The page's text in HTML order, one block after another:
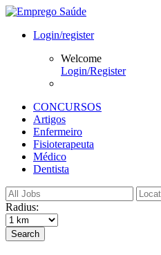
Login/register
Welcome
Login/Register
CONCURSOS
Artigos
Enfermeiro
Fisioterapeuta
Médico
Dentista
Radius:
Search